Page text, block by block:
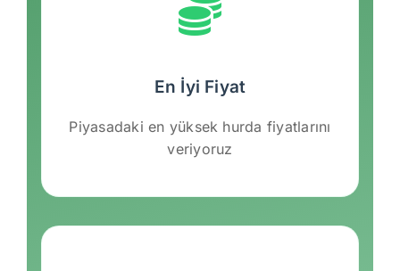
En İyi Fiyat
Piyasadaki en yüksek hurda fiyatlarını
veriyoruz